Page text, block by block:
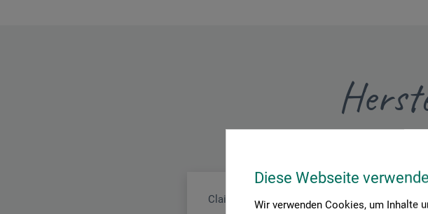
Diese Webseite
Wir verwenden Cookies, um Inhalte
Clairefontaine Rhodia